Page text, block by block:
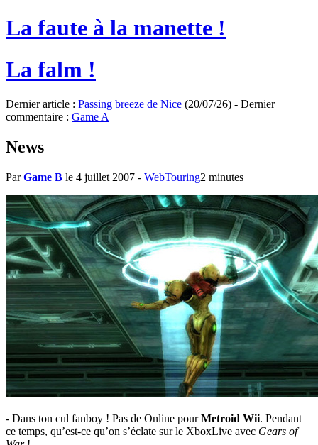
La faute à la manette !
La falm !
Dernier article : Passing breeze de Nice (20/07/26) - Dernier
commentaire : Game A
News
ParGame B le 4 juillet 2007 - WebTouring2 minutes
- Dans ton cul fanboy ! Pas de Online pourMetroid Wii. Pendant
ce temps, qu’est-ce qu’on s’éclate sur le XboxLive avec Gears of